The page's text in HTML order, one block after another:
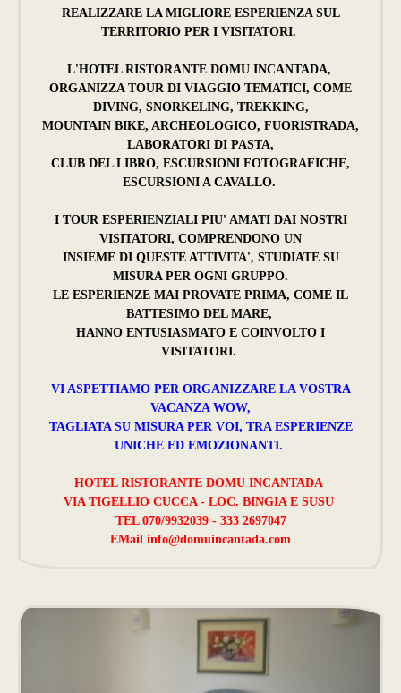
REALIZZARE LA MIGLIORE ESPERIENZA SUL
TERRITORIO PER I VISITATORI.
L'HOTEL RISTORANTE DOMU INCANTADA,
ORGANIZZA TOUR DI VIAGGIO TEMATICI, COME
DIVING, SNORKELING, TREKKING,
MOUNTAIN BIKE, ARCHEOLOGICO, FUORISTRADA,
LABORATORI DI PASTA,
CLUB DEL LIBRO, ESCURSIONI FOTOGRAFICHE,
ESCURSIONI A CAVALLO.
I TOUR ESPERIENZIALI PIU' AMATI DAI NOSTRI
VISITATORI, COMPRENDONO UN
INSIEME DI QUESTE ATTIVITA', STUDIATE SU
MISURA PER OGNI GRUPPO.
LE ESPERIENZE MAI PROVATE PRIMA, COME IL
BATTESIMO DEL MARE,
HANNO ENTUSIASMATO E COINVOLTO I
VISITATORI.
VI ASPETTIAMO PER ORGANIZZARE LA VOSTRA
VACANZA WOW,
TAGLIATA SU MISURA PER VOI, TRA ESPERIENZE
UNICHE ED EMOZIONANTI.
HOTEL RISTORANTE DOMU INCANTADA
VIA TIGELLIO CUCCA - LOC. BINGIA E SUSU
TEL 070/9932039 - 333 2697047
EMail info@domuincantada.com